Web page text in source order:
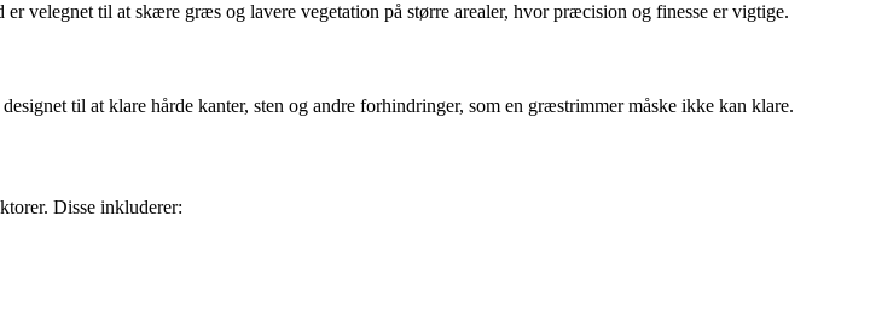
velegnet til at skære græs og lavere vegetation på større arealer, hvor præcision og finesse er vigtige.
til at klare hårde kanter, sten og andre forhindringer, som en græstrimmer måske ikke kan klare.
Disse inkluderer: